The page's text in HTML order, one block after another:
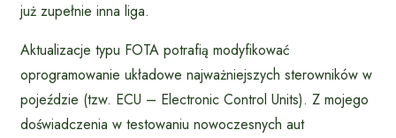
już zupełnie inna liga.
Aktualizacje typu FOTA potrafią modyfikować
oprogramowanie układowe najważniejszych sterowników w
pojeździe (tzw. ECU – Electronic Control Units). Z mojego
doświadczenia w testowaniu nowoczesnych aut